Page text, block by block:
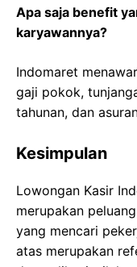
Apa saja benefit
karyawannya?
Indomaret
gaji pokok,
tahunan, dan
Kesimpulan
Lowongan Kasir
merupakan
yang mencari
atas merupakan